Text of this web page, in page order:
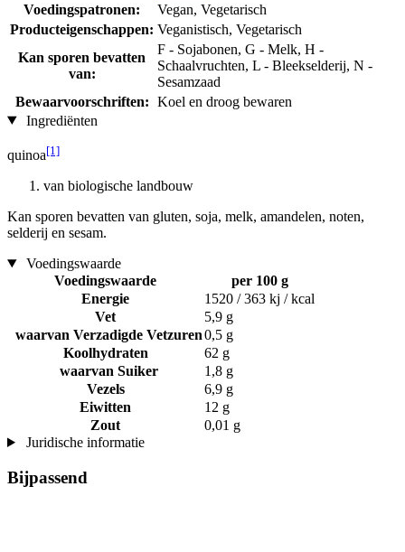
Voedingspatronen:
Vegan, Vegetarisch
Producteigenschappen: Veganistisch, Vegetarisch
Kan sporen bevatten
van:
F - Sojabonen, G - Melk, H -
Schaalvruchten, L - Bleekselderij, N -
Sesamzaad
Bewaarvoorschriften: Koel en droog bewaren
Ingrediënten
quinoa[1]
van biologische landbouw
Kan sporen bevatten van gluten, soja, melk, amandelen, noten,
selderij en sesam.
Voedingswaarde
Voedingswaarde
per 100 g
Energie
1520 / 363 kj / kcal
Vet
5,9 g
waarvan Verzadigde Vetzuren0,5 g
Koolhydraten
62 g
waarvan Suiker
1,8 g
Vezels
6,9 g
Eiwitten
12 g
Zout
0,01 g
Juridische informatie
Bijpassend